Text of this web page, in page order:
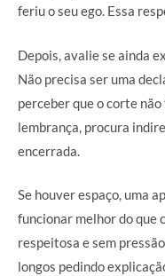
feriu o seu ego. Essa
Depois, avalie se ainda
Não precisa ser uma
perceber que o corte
lembrança, procura
encerrada.
Se houver espaço, uma
funcionar melhor do que
respeitosa e sem
longos pedindo